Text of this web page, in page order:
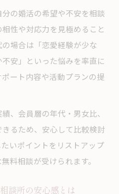
の婚活の希望や不安を相談
性や対応力を見極めること
場合は「恋愛経験が少な
安」といった悩みを率直に
ート内容や活動プランの提
、会員層の年代・男女比、
るため、安心して比較検討
いポイントをリストアップ
料相談が受けられます。
談所の安心感とは